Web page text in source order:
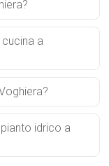
a
idrico a